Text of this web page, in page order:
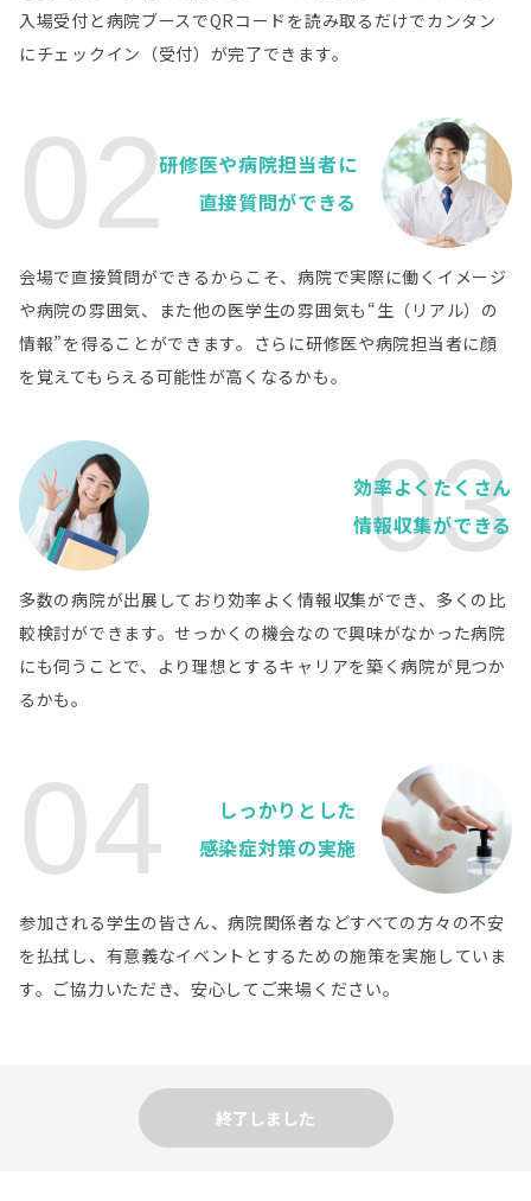
公益財団法人北海道医療団 帯広第一病院 病院詳細
北海道
医療法人徳洲会 札幌東徳洲会病院 病院詳細
北海道
社会医療法人母恋 天使病院 病院詳細
北海道
北海道大学病院 病院詳細
宮城県
公益財団法人宮城厚生協会 坂総合病院
医療法人徳洲会 仙台徳洲会病院
埼玉県
医療法人徳洲会 羽生総合病院 病院詳細
千葉県
順天堂大学医学部附属 浦安病院
千葉県
医療法人徳洲会 千葉徳洲会病院 病院詳細
東京都
医療法人徳洲会 東京西徳洲会病院
病院詳細
医療法人徳洲会 湘南藤沢徳洲会病院 病院詳細
順天堂大学医学部附属静岡病院 病院詳細
愛知県
医療法人徳洲会 名古屋徳洲会総合病院
医療法人徳洲会 宇治徳洲会病院
入場受付と病院ブースでQRコードを読み取るだけでカンタン
にチェックイン（受付）が完了できます。
02研修医や病院担当者に
直接質問ができる
会場で直接質問ができるからこそ、病院で実際に働くイメージ
や病院の雰囲気、また他の医学生の雰囲気も“生（リアル）の
情報”を得ることができます。さらに研修医や病院担当者に顔
を覚えてもらえる可能性が高くなるかも。
03
効率よくたくさん
情報収集ができる
多数の病院が出展しており効率よく情報収集ができ、多くの比
較検討ができます。せっかくの機会なので興味がなかった病院
にも伺うことで、より理想とするキャリアを築く病院が見つか
るかも。
04
しっかりとした
感染症対策の実施
参加される学生の皆さん、病院関係者などすべての方々の不安
を払拭し、有意義なイベントとするための施策を実施していま
す。ご協力いただき、安心してご来場ください。
終了しました